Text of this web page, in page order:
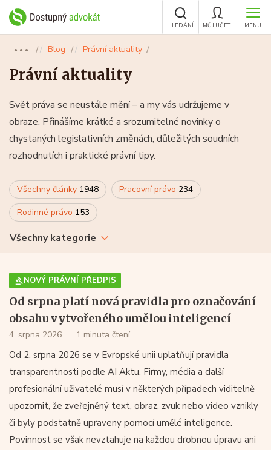
MENU
MŮJ ÚČET
HLEDÁNÍ
●●● Blog Právní aktuality
Právní aktuality
Svět práva se neustále mění – a my vás udržujeme v
obraze. Přinášíme krátké a srozumitelné novinky o
chystaných legislativních změnách, důležitých soudních
rozhodnutích i praktické právní tipy.
Všechny články 1948 Pracovní právo 234
Rodinné právo 153
Všechny kategorie
NOVÝ PRÁVNÍ PŘEDPIS
Od srpna platí nová pravidla pro označování
obsahu vytvořeného umělou inteligencí
4. srpna 2026 1 minuta čtení
Od 2. srpna 2026 se v Evropské unii uplatňují pravidla
transparentnosti podle AI Aktu. Firmy, média a další
profesionální uživatelé musí v některých případech viditelně
upozornit, že zveřejněný text, obraz, zvuk nebo video vznikly
či byly podstatně upraveny pomocí umělé inteligence.
Povinnost se však nevztahuje na každou drobnou úpravu ani